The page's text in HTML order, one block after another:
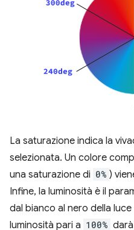
La saturazione indica la
selezionata. Un colore
una saturazione di 0% )
Infine, la luminosità è il
dal bianco al nero della
luminosità pari a 100%